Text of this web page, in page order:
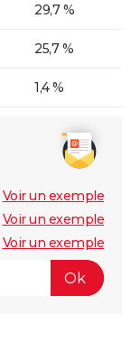
29,7 %
25,7 %
1,4 %
Voir un exemple
Voir un exemple
Voir un exemple